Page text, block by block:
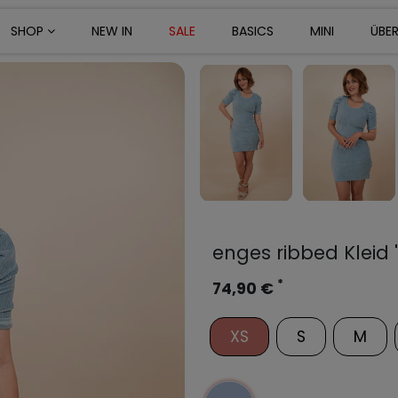
SHOP NEW IN SALE BASICS MINI
enges ribbed Kleid
74,90 € *
XS S M